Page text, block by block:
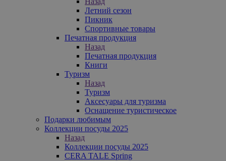
Летний сезон
Пикник
Спортивные товары
Печатная продукция
Назад
Печатная продукция
Книги
Туризм
Назад
Туризм
Аксесуары для туризма
Оснащение туристическое
Подарки любимым
Коллекции посуды 2025
Назад
Коллекции посуды 2025
CERA TALE Spring